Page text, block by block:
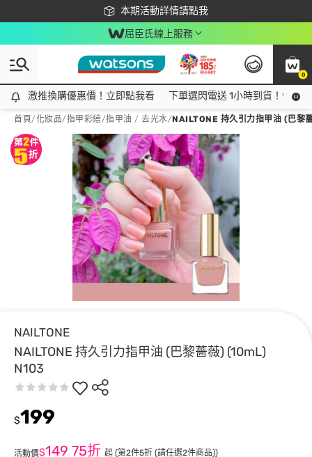
本期活動詳情請點我
下載app最高回饋$350
屈臣氏線上服務
0
激推換購優惠價！立即點我看
激推換購優惠價！立即點我看 下單選閃電送 1小時到貨！領神
首頁/化妝品/指甲彩繪/指甲油 / 去光水/NAILTONE 持久引力指甲油 (巴黎
NAILTONE
NAILTONE 持久引力指甲油 (巴黎薔薇) (10mL)
N103
$199
活動價$149 75折 起 (第2件5折 (請任選2件商品))